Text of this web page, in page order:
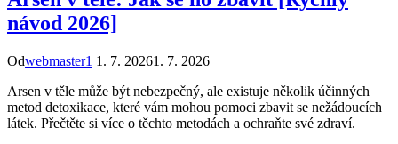
návod 2026]
Odwebmaster1 1. 7. 20261. 7. 2026
Arsen v těle může být nebezpečný, ale existuje několik účinných
metod detoxikace, které vám mohou pomoci zbavit se nežádoucích
látek. Přečtěte si více o těchto metodách a ochraňte své zdraví.